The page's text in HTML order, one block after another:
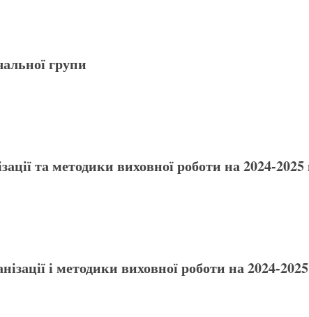
групи
та методики виховної роботи на 2024-
і методики виховної роботи на 2024-